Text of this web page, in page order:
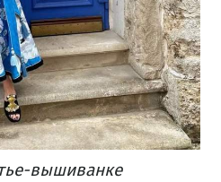
вышиванке